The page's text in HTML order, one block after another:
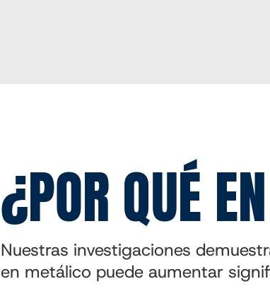
¿POR QUÉ
Nuestras investigaciones
en metálico puede aumentar